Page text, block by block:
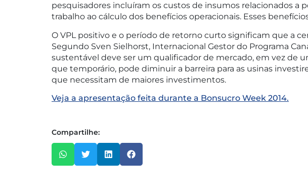
pesquisadores incluíram os custos de insumos relacionados
trabalho ao cálculo dos benefícios operacionais. Esses
O VPL positivo e o período de retorno curto significam que a
Segundo Sven Sielhorst, Internacional Gestor do Programa
sustentável deve ser um qualificador de mercado, em vez de
que temporário, pode diminuir a barreira para as usinas
que necessitam de maiores investimentos.
Veja a apresentação feita durante a Bonsucro Week 2014.
Compartilhe: